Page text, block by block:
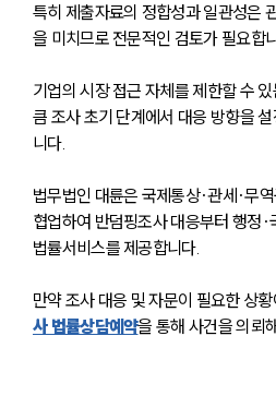
특히 제출자료의 정합성과 일관성은
을 미치므로 전문적인 검토가 필요합
기업의 시장 접근 자체를 제한할 수
큼 조사 초기 단계에서 대응 방향을
니다.
법무법인 대륜은 국제통상·관세·무
협업하여 반덤핑조사 대응부터 행정
법률서비스를 제공합니다.
만약 조사 대응 및 자문이 필요한 상
사 법률상담예약을 통해 사건을 의뢰